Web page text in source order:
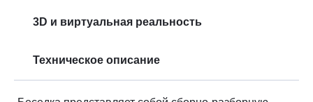
3D и виртуальная реальность
Техническое описание